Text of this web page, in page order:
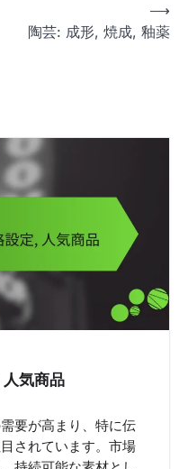
陶芸: 成形, 焼成, 釉薬
⟶
気商品
要が高まり、特に伝
されています。市場